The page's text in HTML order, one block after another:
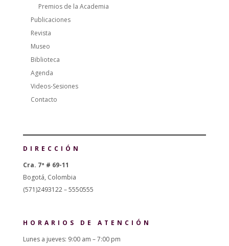
Premios de la Academia
Publicaciones
Revista
Museo
Biblioteca
Agenda
Videos-Sesiones
Contacto
DIRECCIÓN
Cra. 7ª # 69-11
Bogotá, Colombia
(571)2493122 – 5550555
HORARIOS DE ATENCIÓN
Lunes a jueves: 9:00 am – 7:00 pm